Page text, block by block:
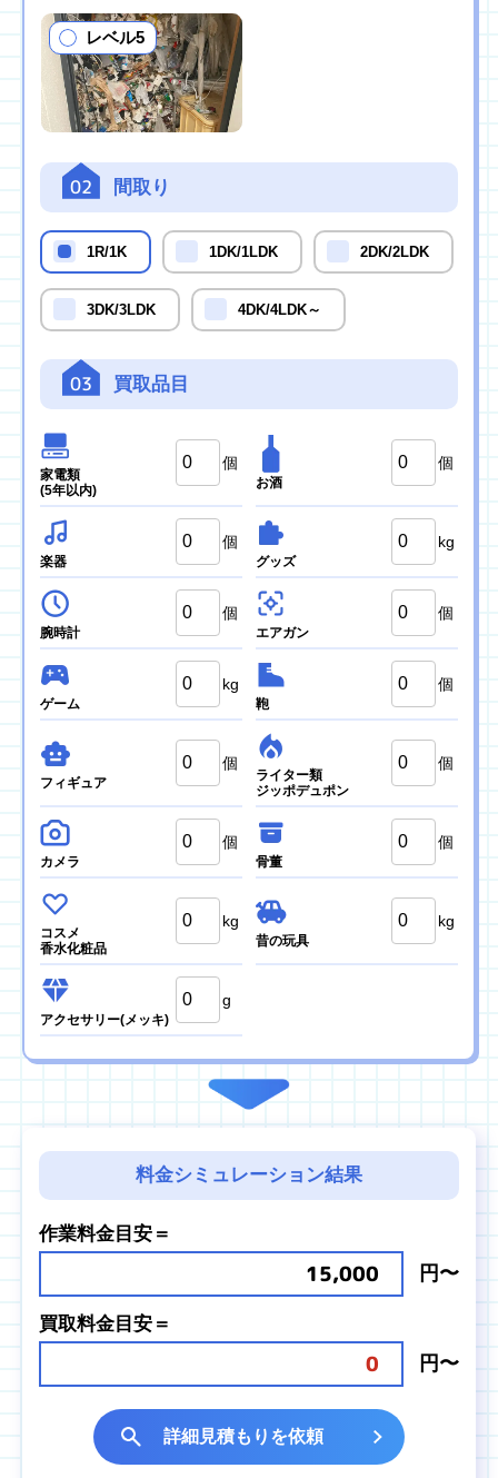
レベル5
02 間取り
1R/1K 1DK/1LDK 2DK/2LDK
3DK/3LDK 4DK/4LDK～
03 買取品目
家電類
(5年以内)
個
お酒
個
楽器
個
グッズ
kg
腕時計
個
エアガン
個
ゲーム
kg
鞄
個
フィギュア
個
ライター類
ジッポデュポン
個
カメラ
個
骨董
個
コスメ
香水化粧品
kg
昔の玩具
kg
アクセサリー(メッキ)
g
料金シミュレーション結果
作業料金目安＝
15,000 円〜
買取料金目安＝
0 円〜
詳細見積もりを依頼